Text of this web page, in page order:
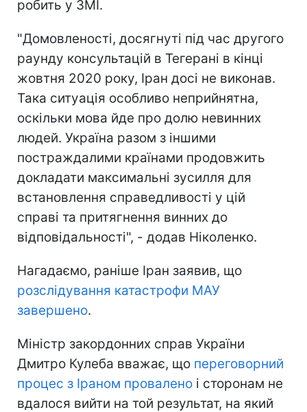
робить у ЗМІ.
"Домовленості, досягнуті під час другого
раунду консультацій в Тегерані в кінці
жовтня 2020 року, Іран досі не виконав.
Така ситуація особливо неприйнятна,
оскільки мова йде про долю невинних
людей. Україна разом з іншими
постраждалими країнами продовжить
докладати максимальні зусилля для
встановлення справедливості у цій
справі та притягнення винних до
відповідальності", - додав Ніколенко.
Нагадаємо, раніше Іран заявив, що
розслідування катастрофи МАУ
завершено.
Міністр закордонних справ України
Дмитро Кулеба вважає, що переговорний
процес з Іраном провалено і сторонам не
вдалося вийти на той результат, на який